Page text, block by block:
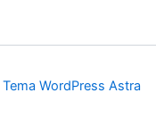
Tema WordPress Astra